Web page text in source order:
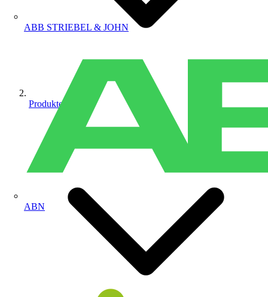
ABB STRIEBEL & JOHN
ABN
Produkte